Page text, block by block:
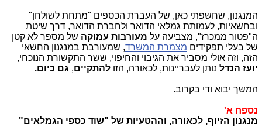
המנגנון, שחשפתי כאן, של העברת הכספים "מתחת לשולחן"
ובחשאיות, לעמותת גמלאי הדואר ולחברת הדואר, דרך שיטת
ה"פטור ממכרז", מצביעה על מעורבות עמוקה של מספר לא קטן
של בעלי תפקידים מצמרת המשרד, שמעורבת במנגנון החשאי
הזה, וזה אולי מסביר את הגיבוי והחיפוי, ששר התקשורת הנוכחי,
יועז הנדל נותן לעבריינות, לכאורה, הזו להתקיים, גם כיום.
המשך יבוא ודי בקרוב.
נספח א'
מנגנון הזיוף, לכאורה, וההטעיות של "שוד כספי הגמלאים"